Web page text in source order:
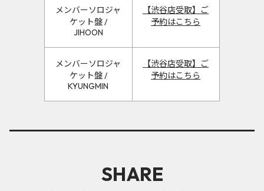
メンバーソロジャ
ケット盤 /
JIHOON
【渋谷店受取】ご
予約はこちら
メンバーソロジャ
ケット盤 /
KYUNGMIN
【渋谷店受取】ご
予約はこちら
SHARE